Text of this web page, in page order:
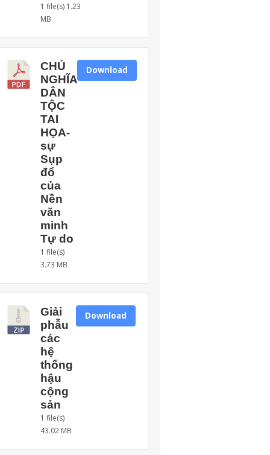
1 file(s) 1.23
MB
CHỦ
NGHĨA
DÂN
TỘC
TAI
HỌA-
sự
Sụp
đổ
của
Nền
văn
minh
Tự do
1 file(s)
3.73 MB
Download
Giải
phẫu
các
hệ
thống
hậu
cộng
sản
1 file(s)
43.02 MB
Download